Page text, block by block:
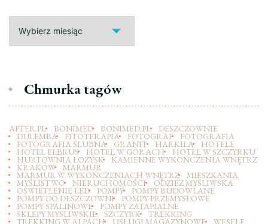
Chmurka tagów
APTER.PL BONIMED BONIMED.PL DESZCZOWNIE
DULEMBA FITOTERAPIA FOTOGRAF FOTOGRAFIA
FOTOGRAFIA ŚLUBNA GRANIT HARKILA HOTELE
HOTEL ELBRUS HOTEL W GÓRACH HOTEL W SZCZYRKU
HURTOWNIA ŁOŻYSK KAMIENNE WYKOŃCZENIA WNĘTRZ
KRAKÓW MARMUR
MARMUR W WYKOŃCZENIACH WNĘTRZ MIESZKANIA
MYŚLISTWO NIERUCHOMOŚCI ODZIEZ MYŚLIWSKA
OŚWIETLENIE LED POMPY POMPY BUDOWLANE
POMPY DO DESZCZOWNI POMPY PRZEMYSŁOWE
POMPY SPALINOWE POMPY ZATAPIALNE
SKLEPY MYŚLIWSKIE SZCZYRK TREKKING
TREKKING W ALPACH USŁUGI MAGAZYNOWE WESELE